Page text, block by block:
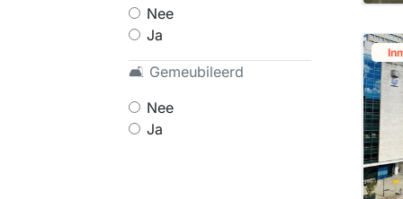
Nee
Ja
🛋 Gemeubileerd
Nee
Ja